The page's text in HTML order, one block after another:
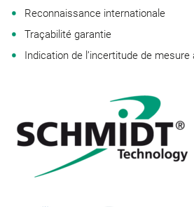
Reconnaissance internationale
Traçabilité garantie
Indication de l’incertitude de mesure